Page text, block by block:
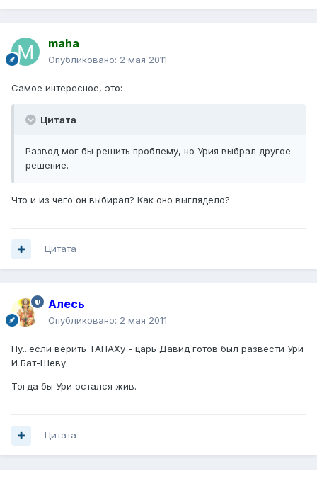
maha
Опубликовано: 2 мая 2011
Самое интересное, это:
Цитата
Развод мог бы решить проблему, но Урия выбрал другое
решение.
Что и из чего он выбирал? Как оно выглядело?
Цитата
Алесь
Опубликовано: 2 мая 2011
Ну...если верить ТАНАХу - царь Давид готов был развести Ури
И Бат-Шеву.
Тогда бы Ури остался жив.
Цитата